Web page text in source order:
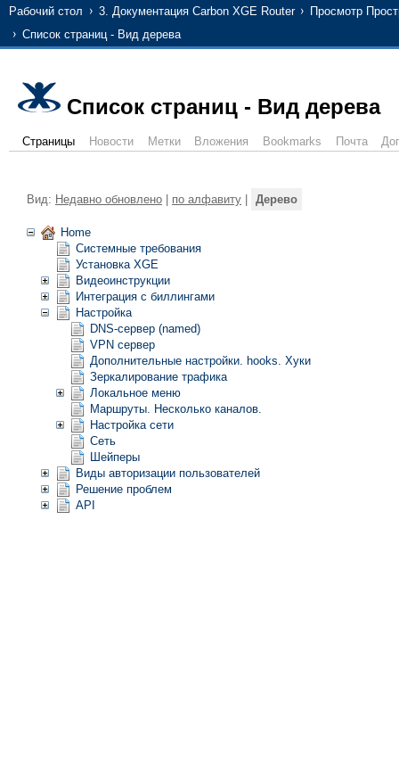
Рабочий стол 3. Документация Carbon XGE Router
Просмотр
Список страниц - Вид дерева
Список страниц - Вид дерева
Страницы Новости Метки Вложения Bookmarks Почта
Вид: Недавно обновлено по алфавиту Дерево
Home
Системные требования
Установка XGE
Видеоинструкции
Интеграция с биллингами
Настройка
DNS-сервер (named)
VPN сервер
Дополнительные настройки. hooks. Хуки
Зеркалирование трафика
Локальное меню
Маршруты. Несколько каналов.
Настройка сети
Сеть
Шейперы
Виды авторизации пользователей
Решение проблем
API